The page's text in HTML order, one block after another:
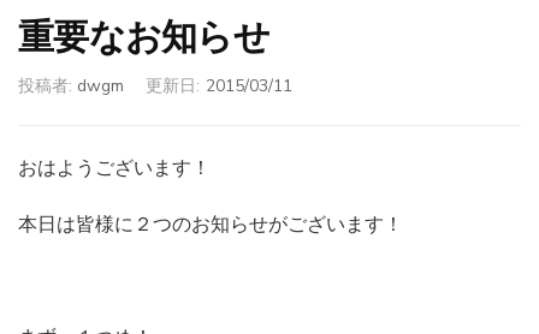
重要なお知らせ
投稿者: dwgm 更新日: 2015/03/11
おはようございます！
本日は皆様に２つのお知らせがございます！